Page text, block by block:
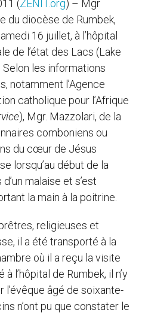
(ZENIT.org) – Mgr
du diocèse de Rumbek,
16 juillet, à l’hôpital
de l’état des Lacs (Lake
Selon les informations
notamment l’Agence
catholique pour l’Afrique
), Mgr. Mazzolari, de la
comboniens ou
du cœur de Jésus
lorsqu’au début de la
malaise et s’est
la main à la poitrine.
religieuses et
il a été transporté à la
où il a reçu la visite
l’hôpital de Rumbek, il n’y
l’évêque âgé de soixante-
n’ont pu que constater le